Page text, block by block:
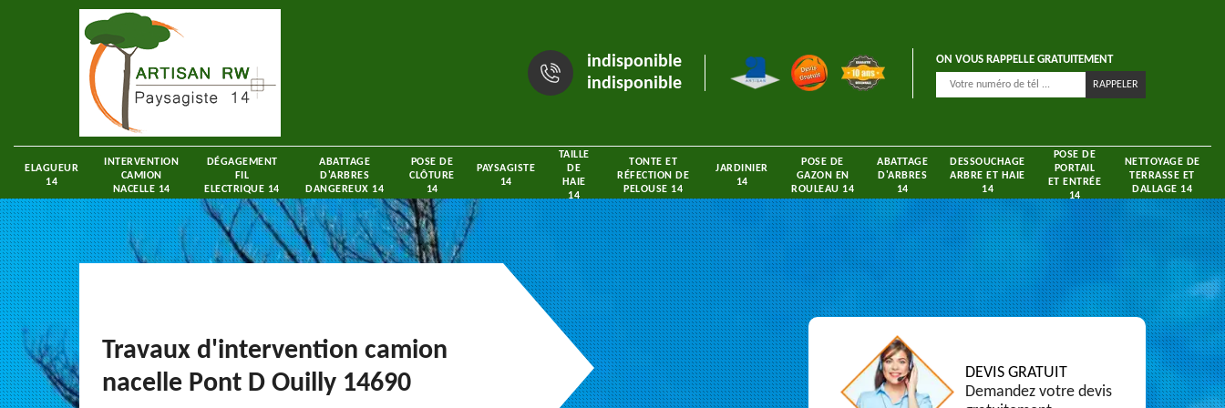
indisponible
indisponible
ON VOUS RAPPELLE GRATUITEMENT
ELAGUEUR
14
INTERVENTION
CAMION
NACELLE 14
DÉGAGEMENT
FIL
ELECTRIQUE 14
ABATTAGE
D'ARBRES
DANGEREUX 14
POSE DE
CLÔTURE
14
PAYSAGISTE
14
TAILLE
DE
HAIE
14
TONTE ET
RÉFECTION DE
PELOUSE 14
JARDINIER
14
POSE DE
GAZON EN
ROULEAU 14
ABATTAGE
D'ARBRES
14
DESSOUCHAGE
ARBRE ET HAIE
14
POSE DE
PORTAIL
ET ENTRÉE
14
NETTOYAGE DE
TERRASSE ET
DALLAGE 14
Travaux d'intervention camion
nacelle Pont D Ouilly 14690
DEVIS GRATUIT
Demandez votre devis